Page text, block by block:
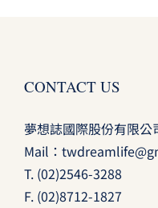
CONTACT US
夢想誌國際股份有限公
Mail：
T. (02)2546-3288
F. (02)8712-1827